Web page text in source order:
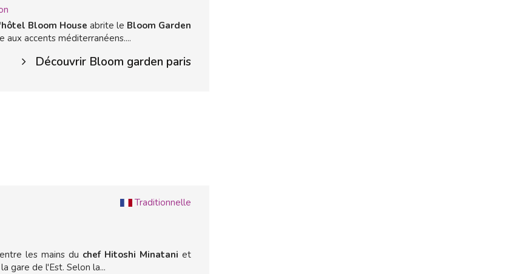
Bloom House abrite le Bloom Garden
aux accents méditerranéens....
Découvrir Bloom garden paris
Traditionnelle
les mains du chef Hitoshi Minataniet
gare de l'Est. Selon la...